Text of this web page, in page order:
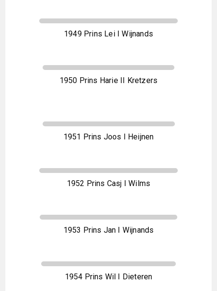
1949 Prins Lei I Wijnands
1950 Prins Harie II Kretzers
1951 Prins Joos I Heijnen
1952 Prins Casj I Wilms
1953 Prins Jan I Wijnands
1954 Prins Wil I Dieteren